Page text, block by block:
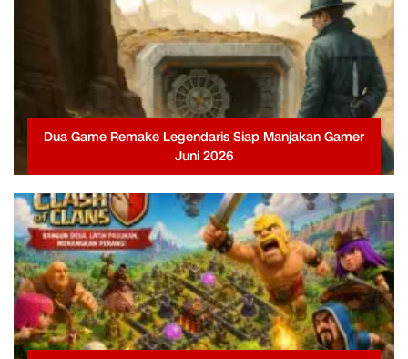
Dua Game Remake Legendaris Siap Manjakan Gamer
Juni 2026